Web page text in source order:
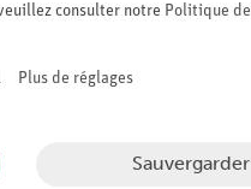
consulter notre Politique de
Plus de réglages
Sauvergarder